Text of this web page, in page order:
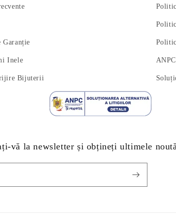
Garanție
Inele
Bijuterii
ANPC
vă la newsletter și obțineți ultimele